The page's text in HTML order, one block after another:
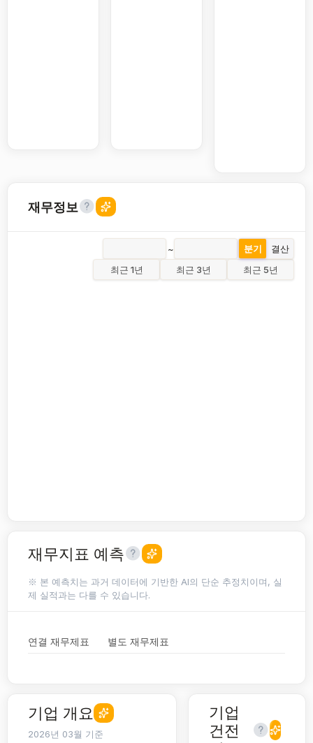
재무정보
~ 분기
결산
최근 1년
최근 3년 최근 5년
재무지표 예측
※ 본 예측치는 과거 데이터에 기반한 AI의 단순 추정치이며, 실
제 실적과는 다를 수 있습니다.
연결 재무제표 별도 재무제표
기업 개요
2026년 03월 기준
기업
건전